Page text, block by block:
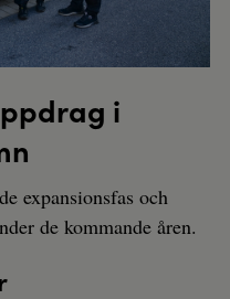
i
expansionsfas och
de kommande åren.